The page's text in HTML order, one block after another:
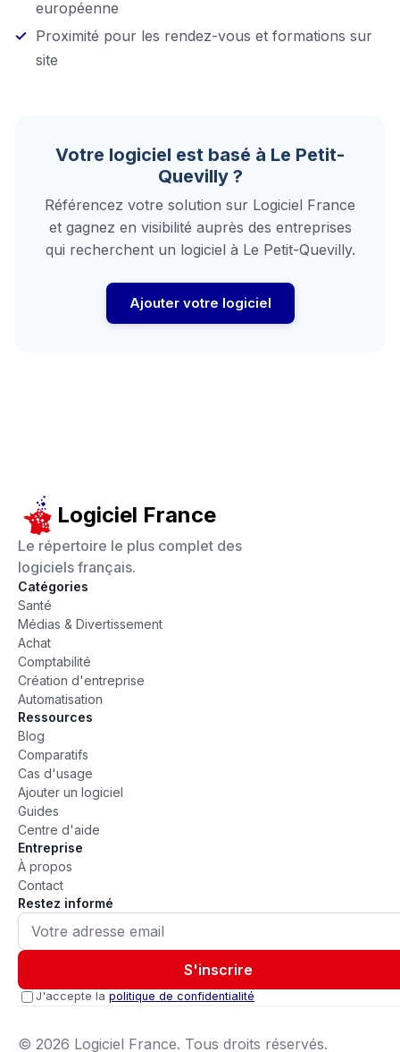
européenne
Proximité pour les rendez-vous et formations sur
site
Votre logiciel est basé à Le Petit-
Quevilly?
Référencez votre solution sur Logiciel France
et gagnez en visibilité auprès des entreprises
qui recherchent un logiciel à Le Petit-Quevilly.
Ajouter votre logiciel
Logiciel France
Le répertoire le plus complet des
logiciels français.
Catégories
Santé
Médias & Divertissement
Achat
Comptabilité
Création d'entreprise
Automatisation
Ressources
Blog
Comparatifs
Cas d'usage
Ajouter un logiciel
Guides
Centre d'aide
Entreprise
À propos
Contact
Restez informé
S'inscrire
J'accepte la politique de confidentialité
© 2026 Logiciel France. Tous droits réservés.